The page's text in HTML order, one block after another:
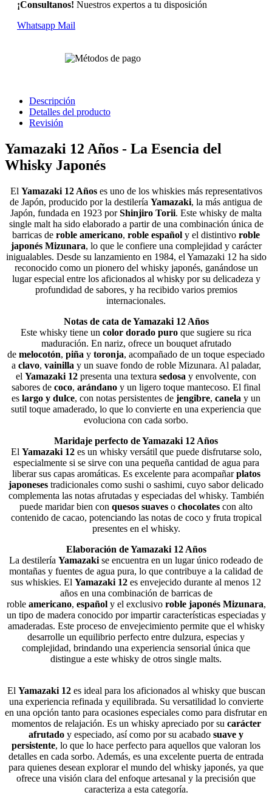
¡Consultanos! Nuestros expertos a tu disposición
Whatsapp Mail
Descripción
Detalles del producto
Revisión
Yamazaki 12 Años - La Esencia del
Whisky Japonés
El Yamazaki 12 Añoses uno de los whiskies más representativos
de Japón, producido por la destilería Yamazaki, la más antigua de
Japón, fundada en 1923 porShinjiro Torii. Este whisky de malta
single malt ha sido elaborado a partir de una combinación única de
barricas de roble americano, roble español y el distintivo roble
japonés Mizunara, lo que le confiere una complejidad y carácter
inigualables. Desde su lanzamiento en 1984, el Yamazaki 12 ha sido
reconocido como un pionero del whisky japonés, ganándose un
lugar especial entre los aficionados al whisky por su delicadeza y
profundidad de sabores, y ha recibido varios premios
internacionales.
Notas de cata de Yamazaki 12 Años
Este whisky tiene un color dorado puro que sugiere su rica
maduración. En nariz, ofrece un bouquet afrutado
de melocotón, piña y toronja, acompañado de un toque especiado
a clavo, vainilla y un suave fondo de roble Mizunara. Al paladar,
el Yamazaki 12 presenta una textura sedosa y envolvente, con
sabores de coco, arándano y un ligero toque mantecoso. El final
es largo y dulce, con notas persistentes de jengibre, canela y un
sutil toque amaderado, lo que lo convierte en una experiencia que
evoluciona con cada sorbo.
Maridaje perfecto de Yamazaki 12 Años
El Yamazaki 12es un whisky versátil que puede disfrutarse solo,
especialmente si se sirve con una pequeña cantidad de agua para
liberar sus capas aromáticas. Es excelente para acompañarplatos
japoneses tradicionales como sushi o sashimi, cuyo sabor delicado
complementa las notas afrutadas y especiadas del whisky. También
puede maridar bien con quesos suaves o chocolates con alto
contenido de cacao, potenciando las notas de coco y fruta tropical
presentes en el whisky.
Elaboración de Yamazaki 12 Años
La destilería Yamazaki se encuentra en un lugar único rodeado de
montañas y fuentes de agua pura, lo que contribuye a la calidad de
sus whiskies. El Yamazaki 12 es envejecido durante al menos 12
años en una combinación de barricas de
roble americano, españoly el exclusivo roble japonés Mizunara,
un tipo de madera conocido por impartir características especiadas y
amaderadas. Este proceso de envejecimiento permite que el whisky
desarrolle un equilibrio perfecto entre dulzura, especias y
complejidad, brindando una experiencia sensorial única que
distingue a este whisky de otros single malts.
El Yamazaki 12es ideal para los aficionados al whisky que buscan
una experiencia refinada y equilibrada. Su versatilidad lo convierte
en una opción tanto para ocasiones especiales como para disfrutar en
momentos de relajación. Es un whisky apreciado por su carácter
afrutado y especiado, así como por su acabado suave y
persistente, lo que lo hace perfecto para aquellos que valoran los
detalles en cada sorbo. Además, es una excelente puerta de entrada
para quienes desean explorar el mundo del whisky japonés, ya que
ofrece una visión clara del enfoque artesanal y la precisión que
caracteriza a esta categoría.